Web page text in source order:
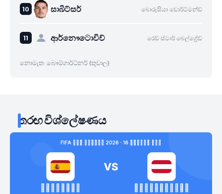
සාබිට්සර් බොරූසියා ඩොර්ට්මන්ඩ්
ආර්නෞටොවිච් රෙඩ් ස්ටාර් බෙල්ග්‍රේඩ්
නොමැත: බෞම්ගාර්ට්නර් (තුවාල)
තරඟ විශ්ලේෂණය